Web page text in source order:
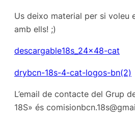
Us deixo material per si voleu
amb ells! ;)
descargable18s_24x48-cat
drybcn-18s-4-cat-logos-bn(2)
L’email de contacte del Grup
18S» és